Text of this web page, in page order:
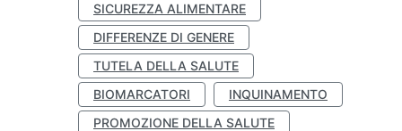
SICUREZZA ALIMENTARE
DIFFERENZE DI GENERE
TUTELA DELLA SALUTE
BIOMARCATORI
INQUINAMENTO
PROMOZIONE DELLA SALUTE